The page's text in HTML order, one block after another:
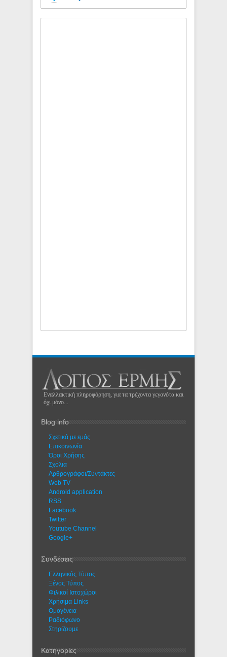
Εναλλακτική πληροφόρηση, για τα τρέχοντα γεγονότα και
όχι μόνο...
Blog info
Σχετικά με εμάς
Eπικοινωνία
Όροι Χρήσης
Σχόλια
Αρθρογράφοι/Συντάκτες
Web TV
Android application
RSS
Facebook
Twitter
Youtube Channel
Google+
Συνδέσεις
Ελληνικός Τύπος
Ξένος Τύπος
Φιλικοί Ιστοχώροι
Χρήσιμα Links
Ομογένεια
Ραδιόφωνο
Στηρίζουμε
Κατηγορίες